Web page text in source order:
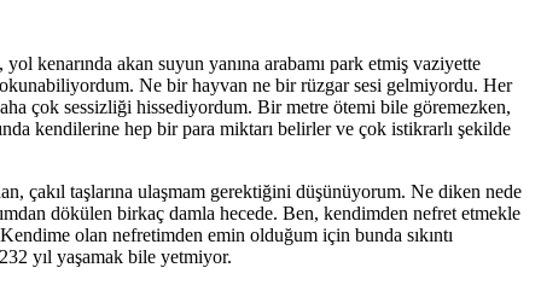
kenarında akan suyun yanına arabamı park etmiş vaziyette
Ne bir hayvan ne bir rüzgar sesi gelmiyordu. Her
çok sessizliği hissediyordum. Bir metre ötemi bile göremezken,
kendilerine hep bir para miktarı belirler ve çok istikrarlı şekilde
çakıl taşlarına ulaşmam gerektiğini düşünüyorum. Ne diken nede
dökülen birkaç damla hecede. Ben, kendimden nefret etmekle
olan nefretimden emin olduğum için bunda sıkıntı
yıl yaşamak bile yetmiyor.